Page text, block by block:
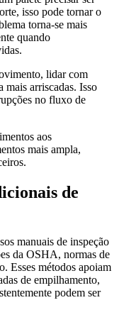
isso pode tornar o
torna-se mais
quando
lidar com
mais arriscadas. Isso
no fluxo de
aos
mais ampla,
de
manuais de inspeção
da OSHA, normas de
Esses métodos apoiam
de empilhamento,
podem ser